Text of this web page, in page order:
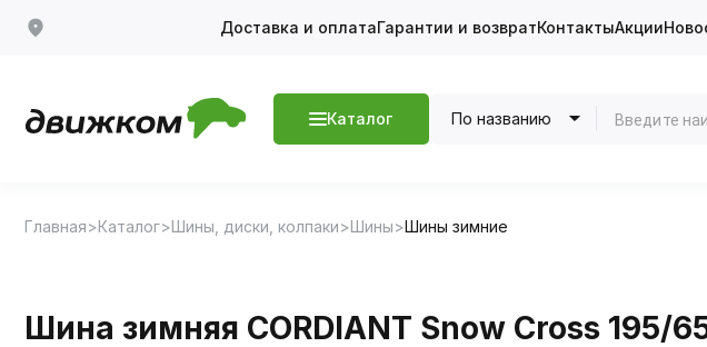
Доставка и оплатаГарантии и возвратКонтактыАкции
Каталог По названию
Главная Каталог Шины, диски, колпаки Шины Шины зимние
Шина зимняя CORDIANT Snow Cross 195/